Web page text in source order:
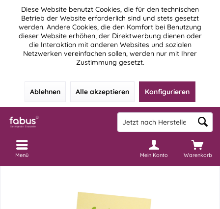
Diese Website benutzt Cookies, die für den technischen
Betrieb der Website erforderlich sind und stets gesetzt
werden. Andere Cookies, die den Komfort bei Benutzung
dieser Website erhöhen, der Direktwerbung dienen oder
die Interaktion mit anderen Websites und sozialen
Netzwerken vereinfachen sollen, werden nur mit Ihrer
Zustimmung gesetzt.
Ablehnen Alle akzeptieren Konfigurieren
Warenkorb
Mein Konto
Menü